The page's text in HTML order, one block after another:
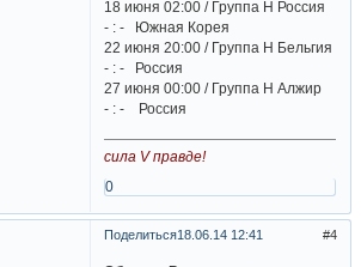
18 июня 02:00 / Группа H Россия
- : - Южная Корея
22 июня 20:00 / Группа H Бельгия
- : - Россия
27 июня 00:00 / Группа H Алжир
- : - Россия
сила V правде!
0
Поделиться 4
18.06.14 12:41